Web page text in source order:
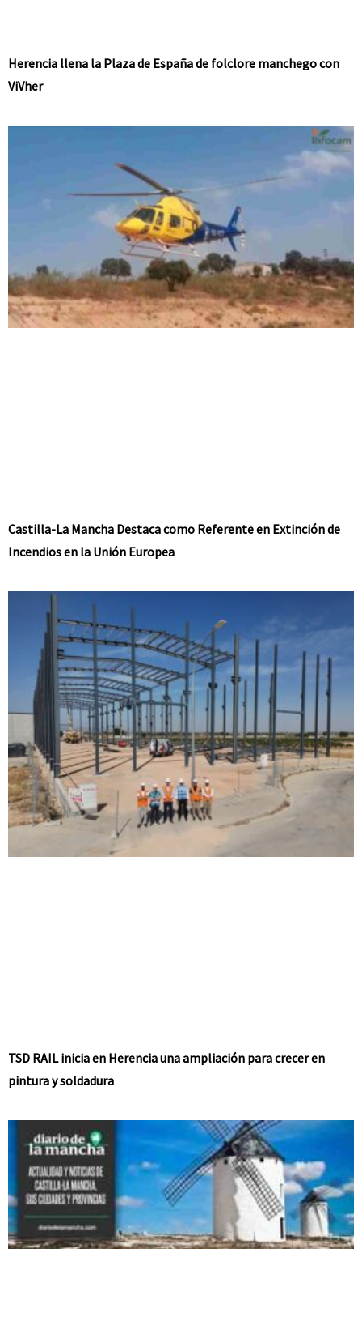
Herencia llena la Plaza de España de folclore manchego con
ViVher
Castilla-La Mancha Destaca como Referente en Extinción de
Incendios en la Unión Europea
TSD RAIL inicia en Herencia una ampliación para crecer en
pintura y soldadura